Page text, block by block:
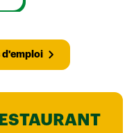
d'emploi